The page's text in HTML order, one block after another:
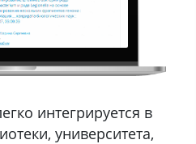
интегрируется в
университета,